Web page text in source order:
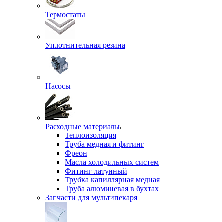
Термостаты
Уплотнительная резина
Насосы
Расходные материалы
Теплоизоляция
Труба медная и фитинг
Фреон
Масла холодильных систем
Фитинг латунный
Трубка капиллярная медная
Труба алюминевая в бухтах
Запчасти для мультипекаря